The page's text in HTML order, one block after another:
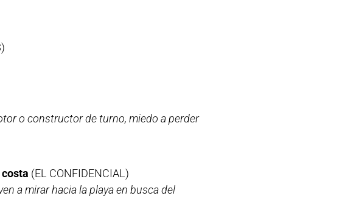
o constructor de turno, miedo a perder
(EL CONFIDENCIAL)
a mirar hacia la playa en busca del